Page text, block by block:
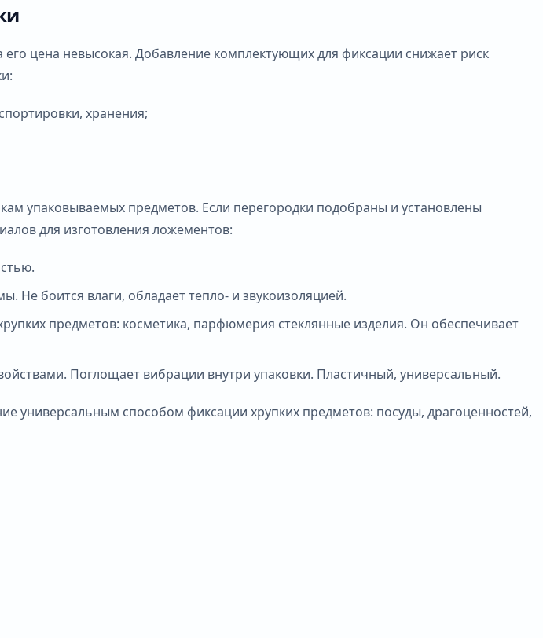
цена невысокая. Добавление комплектующих для фиксации снижает риск
хранения;
упаковываемых предметов. Если перегородки подобраны и установлены
для изготовления ложементов:
Не боится влаги, обладает тепло- и звукоизоляцией.
предметов: косметика, парфюмерия стеклянные изделия. Он обеспечивает
Поглощает вибрации внутри упаковки. Пластичный, универсальный.
универсальным способом фиксации хрупких предметов: посуды, драгоценностей,